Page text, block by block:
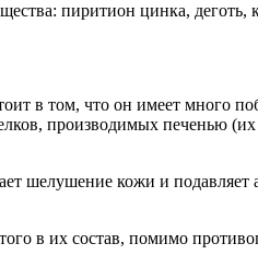
пиритион цинка, деготь,
в том, что он имеет много
производимых печенью
шелушение кожи и подавляет
в их состав, помимо